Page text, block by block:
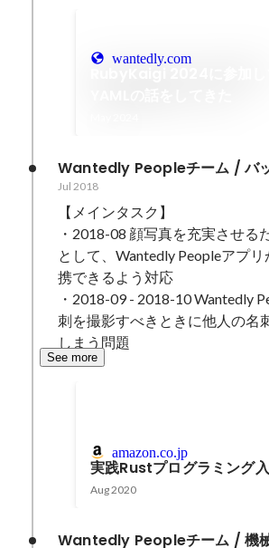
wantedly.com
Wantedly Peopleチーム / バ
Jul 2018
【メインタスク】
・2018-08 顔写真を充実させる
として、Wantedly Peopleアプ
携できるよう対応
・2018-09 - 2018-10 Wantedly
刺を撮影すべきときに他人の名
しまう問題
See more
amazon.co.jp
実践Rustプログラミング
Aug 2020
Wantedly Peopleチーム / 機